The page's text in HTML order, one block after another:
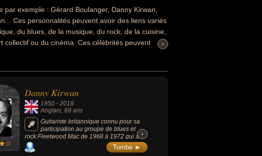
par exemple : Gérard Boulanger, Danny Kirwan,
Ces personnalités peuvent avoir des liens variés
du blues, de la musique, du rock, de la cuisine,
ou du cinéma. Ces célébrités peuvent
de rock, musicien, animateur, animateur
yougoslave ou italien par exemple.
+
+
Danny Kirwan
1950 -2018
Anglais, 68 ans
Guitariste britannique connu pour sa
participation au groupe de blues et
rock Fleetwood Mac de 1968 à 1972 qui a
connu un énorme succès mondial dans les
années 1970.
+
+
Tombe ►